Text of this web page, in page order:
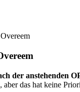
der anstehenden
das hat keine